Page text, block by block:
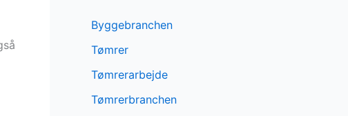
Byggebranchen
Tømrer
Tømrerarbejde
Tømrerbranchen